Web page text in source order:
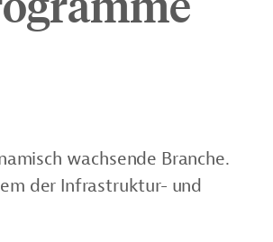
wachsende Branche.
der Infrastruktur- und